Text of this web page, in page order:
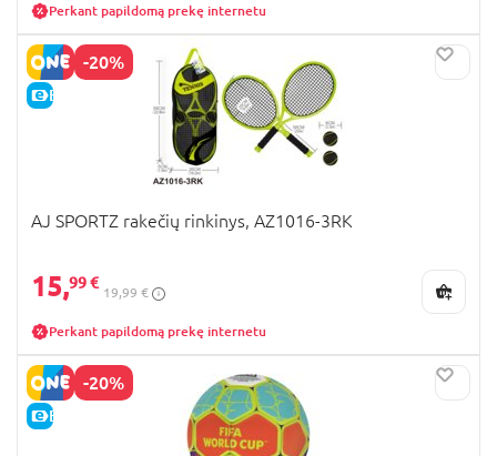
Perkant papildomą prekę internetu
-20%
E-KAINA
AJ SPORTZ rakečių rinkinys, AZ1016-3RK
15,99 €
19,99 €
Perkant papildomą prekę internetu
-20%
E-KAINA